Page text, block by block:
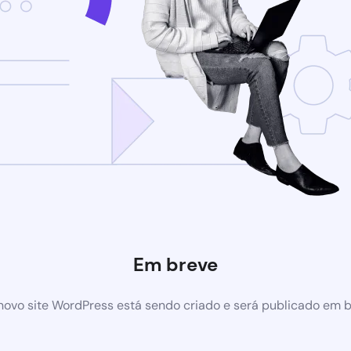
Em breve
site WordPress está sendo criado e será publicado em